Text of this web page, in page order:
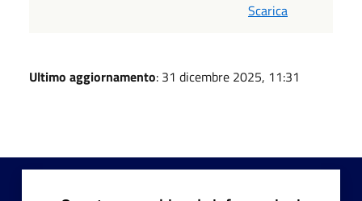
Scarica
Ultimo aggiornamento: 31 dicembre 2025, 11:31